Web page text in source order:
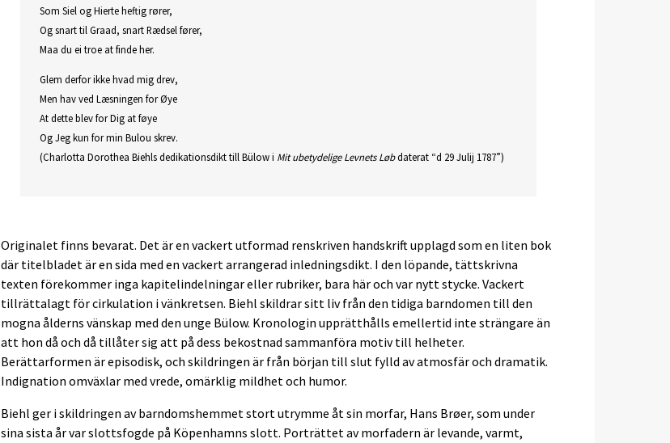
Som Siel og Hierte heftig rører,
Og snart til Graad, snart Rædsel fører,
Maa du ei troe at finde her.
Glem derfor ikke hvad mig drev,
Men hav ved Læsningen for Øye
At dette blev for Dig at føye
Og Jeg kun for min Bulou skrev.
(Charlotta Dorothea Biehls dedikationsdikt till Bülow i Mit ubetydelige Levnets Løbdaterat “d 29 Julij 1787”)
Originalet finns bevarat. Det är en vackert utformad renskriven handskrift upplagd som en liten bok
där titelbladet är en sida med en vackert arrangerad inledningsdikt. I den löpande, tättskrivna
texten förekommer inga kapitelindelningar eller rubriker, bara här och var nytt stycke. Vackert
tillrättalagt för cirkulation i vänkretsen. Biehl skildrar sitt liv från den tidiga barndomen till den
mogna ålderns vänskap med den unge Bülow. Kronologin upprätthålls emellertid inte strängare än
att hon då och då tillåter sig att på dess bekostnad sammanföra motiv till helheter.
Berättarformen är episodisk, och skildringen är från början till slut fylld av atmosfär och dramatik.
Indignation omväxlar med vrede, omärklig mildhet och humor.
Biehl ger i skildringen av barndomshemmet stort utrymme åt sin morfar, Hans Brøer, som under
sina sista år var slottsfogde på Köpenhamns slott. Porträttet av morfadern är levande, varmt,